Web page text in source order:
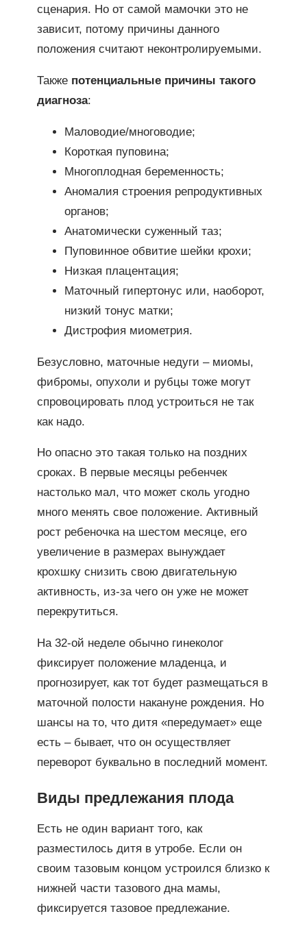
сценария. Но от самой мамочки это не
зависит, потому причины данного
положения считают неконтролируемыми.
Также потенциальные причины такого
диагноза:
Маловодие/многоводие;
Короткая пуповина;
Многоплодная беременность;
Аномалия строения репродуктивных
органов;
Анатомически суженный таз;
Пуповинное обвитие шейки крохи;
Низкая плацентация;
Маточный гипертонус или, наоборот,
низкий тонус матки;
Дистрофия миометрия.
Безусловно, маточные недуги – миомы,
фибромы, опухоли и рубцы тоже могут
спровоцировать плод устроиться не так
как надо.
Но опасно это такая только на поздних
сроках. В первые месяцы ребенчек
настолько мал, что может сколь угодно
много менять свое положение. Активный
рост ребеночка на шестом месяце, его
увеличение в размерах вынуждает
крохшку снизить свою двигательную
активность, из-за чего он уже не может
перекрутиться.
На 32-ой неделе обычно гинеколог
фиксирует положение младенца, и
прогнозирует, как тот будет размещаться в
маточной полости накануне рождения. Но
шансы на то, что дитя «передумает» еще
есть – бывает, что он осуществляет
переворот буквально в последний момент.
Виды предлежания плода
Есть не один вариант того, как
разместилось дитя в утробе. Если он
своим тазовым концом устроился близко к
нижней части тазового дна мамы,
фиксируется тазовое предлежание.